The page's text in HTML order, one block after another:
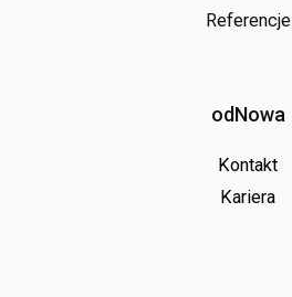
Referencje
odNowa
Kontakt
Kariera